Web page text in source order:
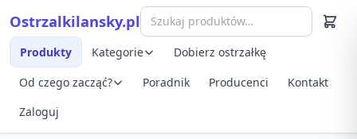
Ostrzalkilansky.pl
Produkty Kategorie
Dobierz ostrzałkę
Od czego zacząć?
Poradnik Producenci
Kontakt
Zaloguj
Szybki podgląd produktu